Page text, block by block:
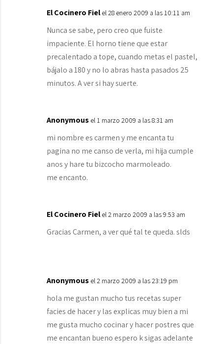
El Cocinero Fiel el 28 enero 2009 a las 10:11 am
Nunca se sabe, pero creo que fuiste
impaciente. El horno tiene que estar
precalentado a tope, cuando metas el pastel,
bájalo a 180 y no lo abras hasta pasados 25
minutos. A ver si hay suerte.
Anonymous el 1 marzo 2009 a las 8:31 am
mi nombre es carmen y me encanta tu
pagina no me canso de verla, mi hija cumple
anos y hare tu bizcocho marmoleado.
me encanto.
El Cocinero Fiel el 2 marzo 2009 a las 9:53 am
Gracias Carmen, a ver qué tal te queda. slds
Anonymous el 2 marzo 2009 a las 23:19 pm
hola me gustan mucho tus recetas super
facies de hacer y las explicas muy bien a mi
me gusta mucho cocinar y hacer postres que
me encantan bueno espero k sigas adelante